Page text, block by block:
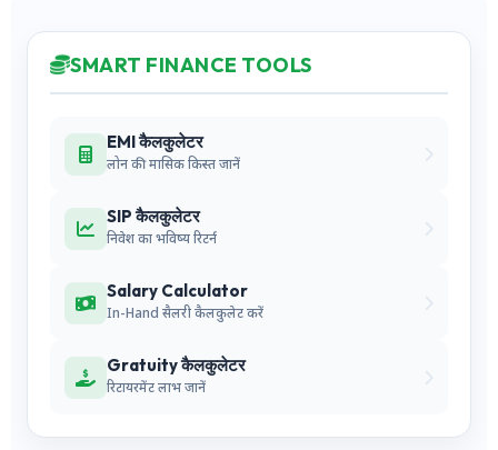
SMART FINANCE TOOLS
EMI कैलकुलेटर
लोन की मासिक किस्त जानें
SIP कैलकुलेटर
निवेश का भविष्य रिटर्न
Salary Calculator
In-Hand सैलरी कैलकुलेट करें
Gratuity कैलकुलेटर
रिटायरमेंट लाभ जानें